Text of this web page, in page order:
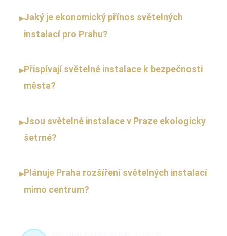
▸Jaký je ekonomický přínos světelných
instalací pro Prahu?
▸Přispívají světelné instalace k bezpečnosti
města?
▸Jsou světelné instalace v Praze ekologicky
šetrné?
▸Plánuje Praha rozšíření světelných instalací
mimo centrum?